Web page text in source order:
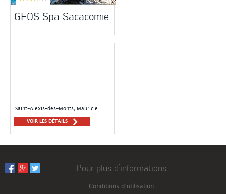
GEOS Spa Sacacomie
Saint-Alexis-des-Monts, Mauricie
VOIR LES DÉTAILS
Pour plus d’informations
Conditions d'utilisation